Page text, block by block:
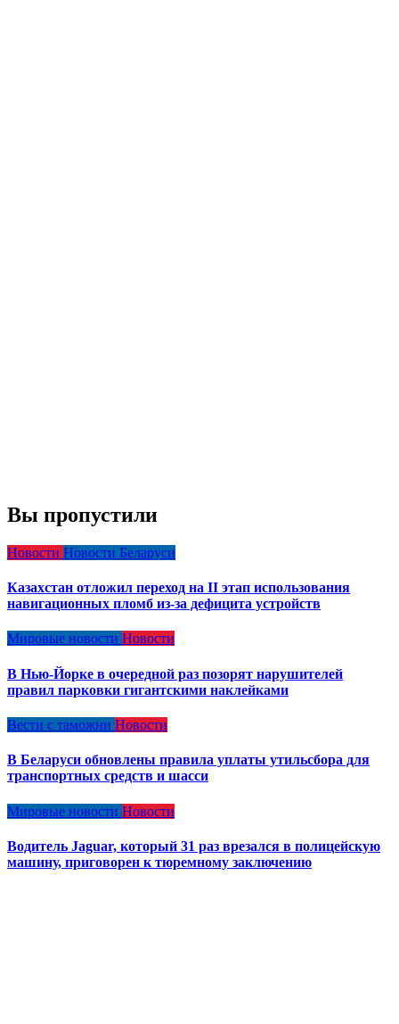
Вы пропустили
Новости Новости Беларуси
Казахстан отложил переход на II этап использования
навигационных пломб из-за дефицита устройств
Мировые новости Новости
В Нью-Йорке в очередной раз позорят нарушителей
правил парковки гигантскими наклейками
Вести с таможни Новости
В Беларуси обновлены правила уплаты утильсбора для
транспортных средств и шасси
Мировые новости Новости
Водитель Jaguar, который 31 раз врезался в полицейскую
машину, приговорен к тюремному заключению